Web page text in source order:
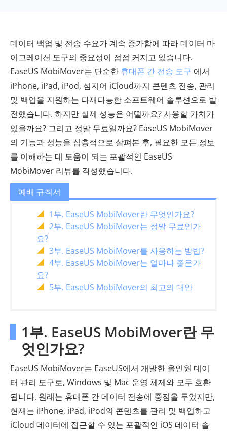
데이터 백업 및 전송 수요가 계속 증가함에 따라 데이터 마
이그레이션 도구의 중요성이 점점 커지고 있습니다.
EaseUS MobiMover는 단순한 휴대폰 간 전송 도구 에서
iPhone, iPad, iPod, 심지어 iCloud까지 콘텐츠 전송, 관리
및 백업을 지원하는 다재다능한 소프트웨어 솔루션으로 발
전했습니다. 하지만 실제 성능은 어떨까요? 사용할 가치가
있을까요? 그리고 정말 무료일까요? EaseUS MobiMover
의 기능과 성능을 심층적으로 살펴본 후, 필요한 모든 정보
를 이해하는 데 도움이 되는 포괄적인 EaseUS
MobiMover 리뷰를 작성했습니다.
예배 규칙서
1부. EaseUS MobiMover란 무엇인가요?
2부. EaseUS MobiMover는 정말 무료인가
요?
3부. EaseUS MobiMover를 사용하는 방법?
4부. EaseUS MobiMover는 얼마나 좋은가
요?
5부. EaseUS MobiMover의 최고의 대안
1부. EaseUS MobiMover란 무
엇인가요?
EaseUS MobiMover는 EaseUS에서 개발한 올인원 데이
터 관리 도구로, Windows 및 Mac 운영 체제와 모두 호환
됩니다. 원래는 휴대폰 간 데이터 전송에 중점을 두었지만,
현재는 iPhone, iPad, iPod의 콘텐츠를 관리 및 백업하고
iCloud 데이터에 접근할 수 있는 포괄적인 iOS 데이터 솔